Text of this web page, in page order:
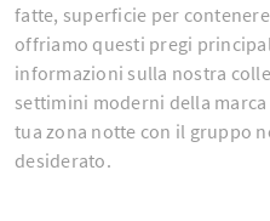
fatte, superficie per
offriamo questi pregi
informazioni sulla nostra
settimini moderni della
tua zona notte con il gruppo
desiderato.